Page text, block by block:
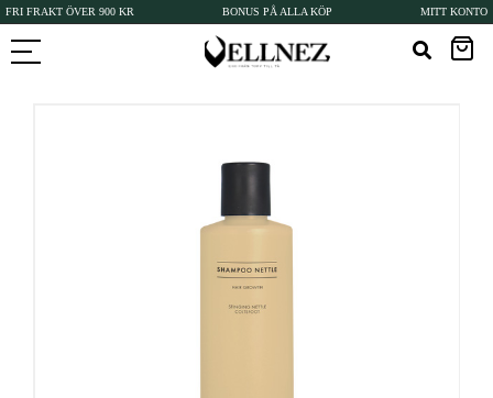
FRI FRAKT ÖVER 900 KR BONUS PÅ ALLA KÖP MITT KONTO